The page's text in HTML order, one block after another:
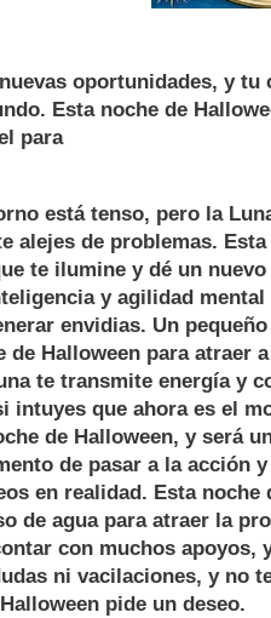
oportunidades, y
Esta noche de
para
está tenso, pero la
alejes de problemas.
te ilumine y dé un
y agilidad
envidias. Un
de Halloween para atraer
te transmite energía y
intuyes que ahora es el
de Halloween, y será
de pasar a la acción
en realidad. Esta
de agua para atraer la
con muchos
ni vacilaciones, y no
pide un deseo.